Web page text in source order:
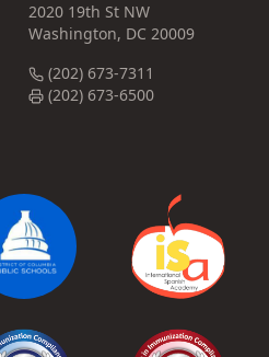
2020 19th St NW
Washington, DC 20009
(202) 673-7311
(202) 673-6500